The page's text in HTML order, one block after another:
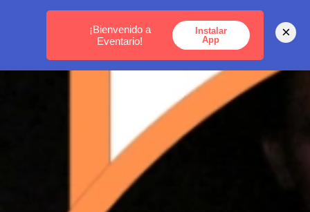
MEDELLÍN - BOGOTÁ - CARTAGENA
¡Bienvenido a
Eventario!
Instalar
App
×